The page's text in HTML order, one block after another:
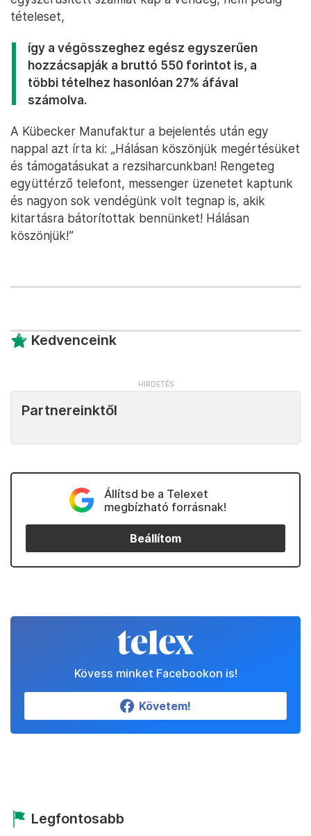
tételeset,
így a végösszeghez egész egyszerűen
hozzácsapják a bruttó 550 forintot is, a
többi tételhez hasonlóan 27% áfával
számolva.
A Kübecker Manufaktur a bejelentés után egy
nappal azt írta ki: „Hálásan köszönjük megértésüket
és támogatásukat a rezsiharcunkban! Rengeteg
együttérző telefont, messenger üzenetet kaptunk
és nagyon sok vendégünk volt tegnap is, akik
kitartásra bátorítottak bennünket! Hálásan
köszönjük!”
Kedvenceink
Partnereinktől
Állítsd be a Telexet
megbízható forrásnak!
Beállítom
Kövess minket Facebookon is!
Követem!
Legfontosabb